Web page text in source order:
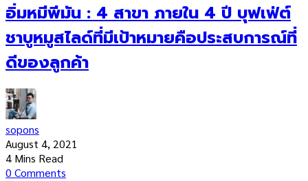
อิ่มหมีพีมัน : 4 สาขา ภายใน 4 ปี บุฟเฟ่ต์
ชาบูหมูสไลด์ที่มีเป้าหมายคือประสบการณ์ที่
ดีของลูกค้า
sopons
August 4, 2021
4 Mins Read
0 Comments